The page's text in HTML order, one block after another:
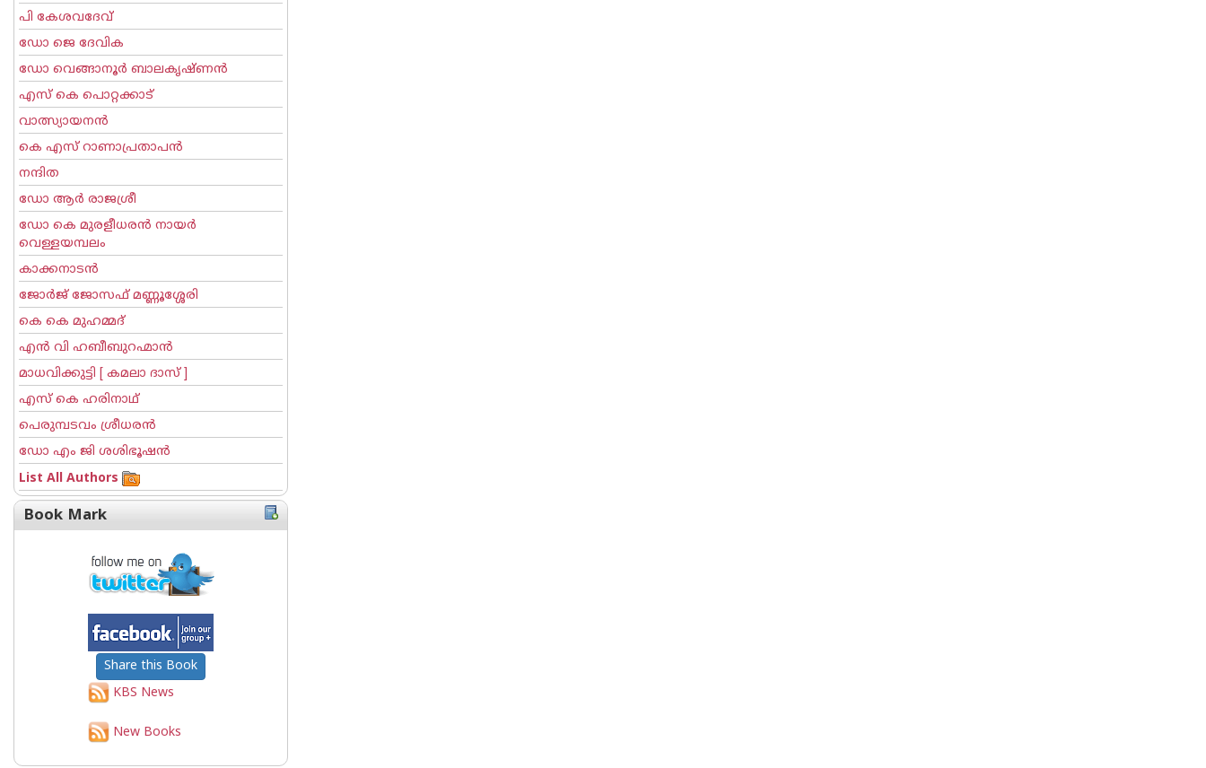
പി കേശവദേവ്‌
ഡോ ജെ ദേവിക
ഡോ വെങ്ങാനൂര്‍ ബാലകൃഷ്ണന്‍
എസ്‌ കെ പൊറ്റക്കാട്‌
വാത്സ്യായനന്‍
കെ എസ് റാണാപ്രതാപന്‍
നന്ദിത
ഡോ ആര്‍ രാജശ്രീ
ഡോ കെ മുരളീധരന്‍ നായര്‍
വെള്ളയമ്പലം
കാക്കനാടന്‍
ജോര്‍ജ് ജോസഫ് മണ്ണൂശ്ശേരി
കെ കെ മുഹമ്മദ്
എന്‍ വി ഹബീബുറഹ്മാന്‍
മാധവിക്കുട്ടി [ കമലാ ദാസ് ]
എസ് കെ ഹരിനാഥ്
പെരുമ്പടവം ശ്രീധര‌ന്‍
ഡോ എം ജി ശശിഭൂഷന്‍
List All Authors
Book Mark
Share this Book
KBS News
New Books